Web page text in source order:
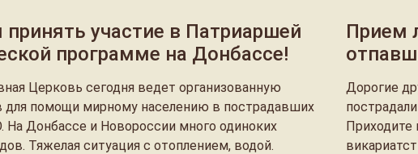
участие в Патриаршей
программе на Донбассе!
Церковь сегодня ведет организованную
для помощи мирному населению в пострадавших
На Донбассе и Новороссии много одиноких
Тяжелая ситуация с отоплением, водой.
Прием
Дорогие